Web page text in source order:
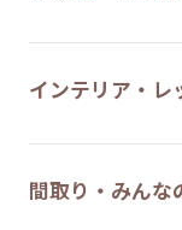
インテリア・
間取り・みん